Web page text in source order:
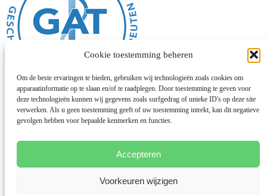
Cookie toestemming beheren
Om de beste ervaringen te bieden, gebruiken wij technologieën zoals cookies om
apparaatinformatie op te slaan en/of te raadplegen. Door toestemming te geven voor
deze technologieën kunnen wij gegevens zoals surfgedrag of unieke ID's op deze site
verwerken. Als u geen toestemming geeft of uw toestemming intrekt, kan dit negatieve
gevolgen hebben voor bepaalde kenmerken en functies.
Accepteren
Voorkeuren wijzigen
Algemene voorwaarden
Disclaimer
Cookies